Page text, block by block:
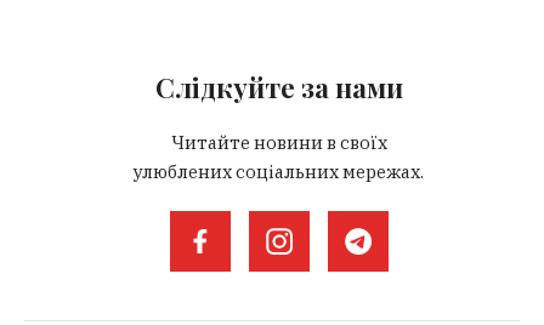
Слідкуйте за нами
Читайте новини в своїх
улюблених соціальних мережах.